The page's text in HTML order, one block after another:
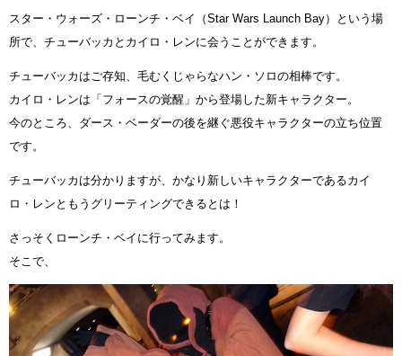
スター・ウォーズ・ローンチ・ベイ（Star Wars Launch Bay）という場
所で、チューバッカとカイロ・レンに会うことができます。
チューバッカはご存知、毛むくじゃらなハン・ソロの相棒です。
カイロ・レンは「フォースの覚醒」から登場した新キャラクター。
今のところ、ダース・ベーダーの後を継ぐ悪役キャラクターの立ち位置
です。
チューバッカは分かりますが、かなり新しいキャラクターであるカイ
ロ・レンともうグリーティングできるとは！
さっそくローンチ・ベイに行ってみます。
そこで、